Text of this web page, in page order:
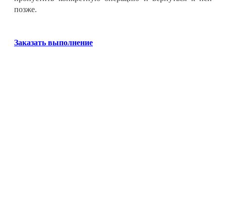
позже.
Заказать выполнение